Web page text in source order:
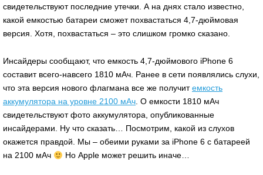
свидетельствуют последние утечки. А на днях стало известно,
какой емкостью батареи сможет похвастаться 4,7-дюймовая
версия. Хотя, похвастаться – это слишком громко сказано.
Инсайдеры сообщают, что емкость 4,7-дюймового iPhone 6
составит всего-навсего 1810 мАч. Ранее в сети появлялись слухи,
что эта версия нового флагмана все же получитемкость
аккумулятора на уровне 2100 мАч. О емкости 1810 мАч
свидетельствуют фото аккумулятора, опубликованные
инсайдерами. Ну что сказать… Посмотрим, какой из слухов
окажется правдой. Мы – обеими руками за iPhone 6 с батареей
на 2100 мАч
Но Apple может решить иначе…